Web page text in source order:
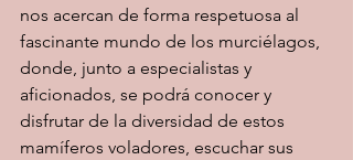
nos acercan de forma respetuosa al
fascinante mundo de los murciélagos,
donde, junto a especialistas y
aficionados, se podrá conocer y
disfrutar de la diversidad de estos
mamíferos voladores, escuchar sus